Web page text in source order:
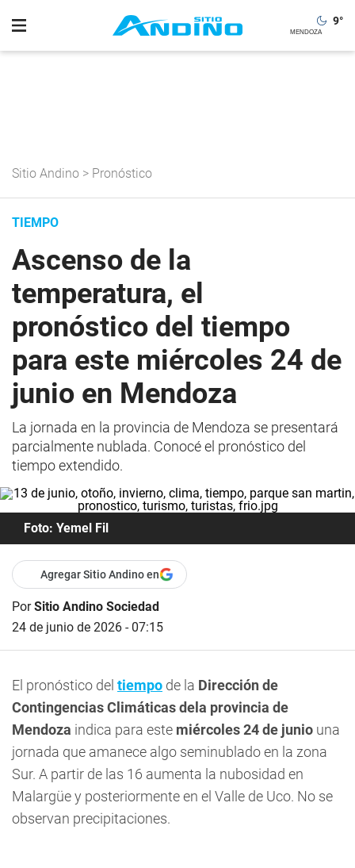
9°
Sitio Andino > Pronóstico
TIEMPO
Ascenso de la
temperatura, el
pronóstico del tiempo
para este miércoles 24 de
junio en Mendoza
La jornada en la provincia de Mendoza se presentará
parcialmente nublada. Conocé el pronóstico del
tiempo extendido.
Foto: Yemel Fil
Agregar Sitio Andino en
PorSitio Andino Sociedad
24 de junio de 2026 - 07:15
El pronóstico del tiempo de la Dirección de
Contingencias Climáticas dela provincia de
Mendoza indica para este miércoles 24 de junio una
jornada que amanece algo seminublado en la zona
Sur. A partir de las 16 aumenta la nubosidad en
Malargüe y posteriormente en el Valle de Uco. No se
observan precipitaciones.